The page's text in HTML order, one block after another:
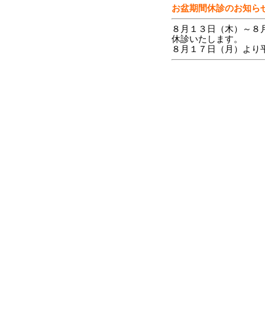
お盆期間休診のお知ら
８月１３日（木）～８
休診いたします。
８月１７日（月）より